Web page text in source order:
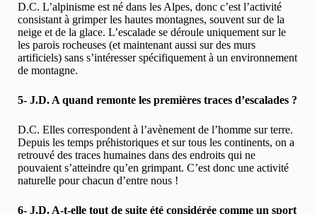
D.C. L’alpinisme est né dans les Alpes, donc c’est l’activité
consistant à grimper les hautes montagnes, souvent sur de la
neige et de la glace. L’escalade se déroule uniquement sur le
les parois rocheuses (et maintenant aussi sur des murs
artificiels) sans s’intéresser spécifiquement à un environnement
de montagne.
5- J.D. A quand remonte les premières traces d’escalades ?
D.C. Elles correspondent à l’avènement de l’homme sur terre.
Depuis les temps préhistoriques et sur tous les continents, on a
retrouvé des traces humaines dans des endroits qui ne
pouvaient s’atteindre qu’en grimpant. C’est donc une activité
naturelle pour chacun d’entre nous !
6- J.D. A-t-elle tout de suite été considérée comme un sport